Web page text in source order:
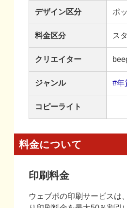
デザイン区分 ポ
料金区分 ス
クリエイター
ジャンル #年
コピーライト
料金について
印刷料金
ウェブポの印刷サービスは